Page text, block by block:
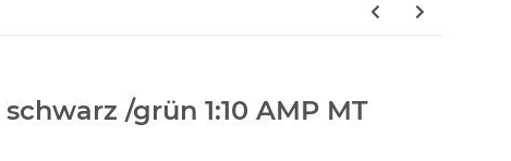
/grün 1:10 AMP MT